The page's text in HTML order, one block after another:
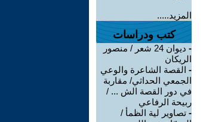
المزيد.....
كتب ودراسات
-
ديوان 24 شعر / منصور
الريكان
- القصة الشاعرة والوعي
الجمعي الحداثي/ مقاربة
في دور القصة الش ... /
ربيحة الرفاعي
- تصاوير لية الظمأ /